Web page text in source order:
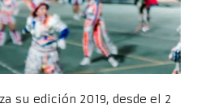
su edición 2019, desde el 2